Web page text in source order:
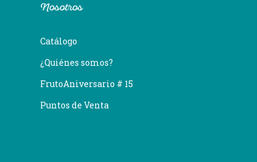
Nosotros
Catálogo
¿Quiénes somos?
FrutoAniversario # 15
Puntos de Venta